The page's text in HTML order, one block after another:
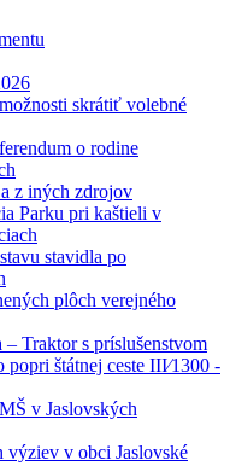
skrátiť volebné
o rodine
z iných zdrojov
Parku pri kaštieli v
stavidla po
plôch verejného
Traktor s príslušenstvom
štátnej ceste III⁄1300 -
v Jaslovských
výziev v obci Jaslovské